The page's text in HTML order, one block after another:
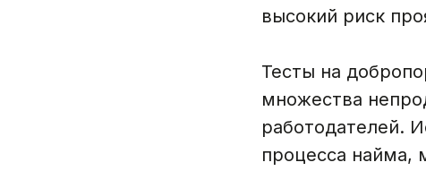
высокий риск
Тесты на
множества
работодателей.
процесса найма,